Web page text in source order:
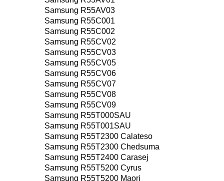
Samsung R55AV03
Samsung R55C001
Samsung R55C002
Samsung R55CV02
Samsung R55CV03
Samsung R55CV05
Samsung R55CV06
Samsung R55CV07
Samsung R55CV08
Samsung R55CV09
Samsung R55T000SAU
Samsung R55T001SAU
Samsung R55T2300 Calateso
Samsung R55T2300 Chedsuma
Samsung R55T2400 Carasej
Samsung R55T5200 Cyrus
Samsung R55T5200 Maori